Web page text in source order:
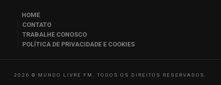
HOME
CONTATO
TRABALHE CONOSCO
POLÍTICA DE PRIVACIDADE E COOKIES
2026 © MUNDO LIVRE FM. TODOS OS DIREITOS RESERVADOS.